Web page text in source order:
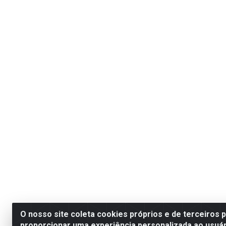
O nosso site coleta cookies próprios e de terceiros